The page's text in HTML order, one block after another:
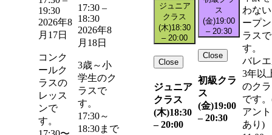
19:30
2026年8
月17日
コンク
ールク
ラスの
レッス
ンで
す。
17:30 –
18:30
2026年8
月18日
3歳～小
学生のク
ラスで
す。
17:30～
18:30まで
ジュニア
クラス
(木)18:30
– 20:00
Close
ジュニア
クラス
(木)18:30
– 20:00
ス
(金)19:00
– 20:30
Close
初級クラ
ス
(金)19:00
– 20:30
わな
ープ
ラスで
す。
バレ
3年以
のク
です
アン
あり)